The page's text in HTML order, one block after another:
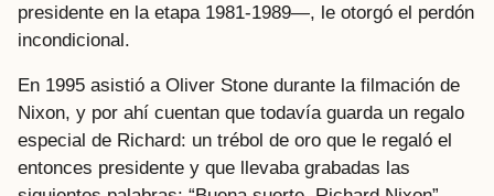
presidente en la etapa 1981-1989—, le otorgó el perdón
incondicional.
En 1995 asistió a Oliver Stone durante la filmación de
Nixon, y por ahí cuentan que todavía guarda un regalo
especial de Richard: un trébol de oro que le regaló el
entonces presidente y que llevaba grabadas las